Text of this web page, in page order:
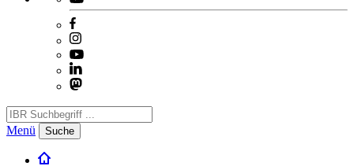
Menü Suche